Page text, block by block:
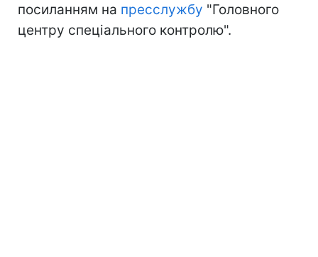
посиланням на пресслужбу "Головного
центру спеціального контролю".